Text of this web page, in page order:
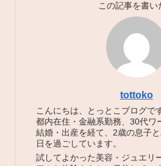
この記事を書い
tottoko
こんにちは、とっとこブログで
都内在住・金融系勤務、30代ワ
結婚・出産を経て、2歳の息子
日を過ごしています。
試してよかった美容・ジュエリ